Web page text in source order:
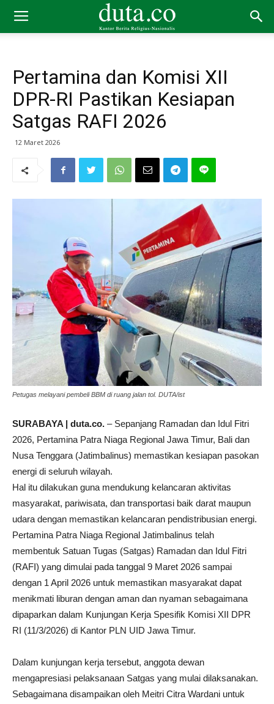
Pertamina dan Komisi XII
DPR-RI Pastikan Kesiapan
Satgas RAFI 2026
12 Maret 2026
Petugas melayani pembeli BBM di ruang jalan tol. DUTA/ist
SURABAYA | duta.co. – Sepanjang Ramadan dan Idul Fitri
2026, Pertamina Patra Niaga Regional Jawa Timur, Bali dan
Nusa Tenggara (Jatimbalinus) memastikan kesiapan pasokan
energi di seluruh wilayah.
Hal itu dilakukan guna mendukung kelancaran aktivitas
masyarakat, pariwisata, dan transportasi baik darat maupun
udara dengan memastikan kelancaran pendistribusian energi.
Pertamina Patra Niaga Regional Jatimbalinus telah
membentuk Satuan Tugas (Satgas) Ramadan dan Idul Fitri
(RAFI) yang dimulai pada tanggal 9 Maret 2026 sampai
dengan 1 April 2026 untuk memastikan masyarakat dapat
menikmati liburan dengan aman dan nyaman sebagaimana
dipaparkan dalam Kunjungan Kerja Spesifik Komisi XII DPR
RI (11/3/2026) di Kantor PLN UID Jawa Timur.
Dalam kunjungan kerja tersebut, anggota dewan
mengapresiasi pelaksanaan Satgas yang mulai dilaksanakan.
Sebagaimana disampaikan oleh Meitri Citra Wardani untuk